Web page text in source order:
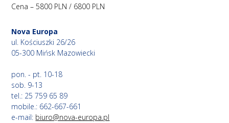
Cena – 5800 PLN / 6800 PLN
Nova Europa
ul. Kościuszki 26/26
05-300 Mińsk Mazowiecki
pon. - pt. 10-18
sob. 9-13
tel.: 25 759 65 89
mobile.: 662-667-661
e-mail: biuro@nova-europa.pl